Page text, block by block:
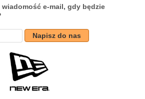
e-mail, gdy będzie
Napisz do nas